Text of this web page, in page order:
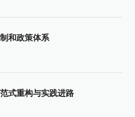
和政策体系
式重构与实践进路